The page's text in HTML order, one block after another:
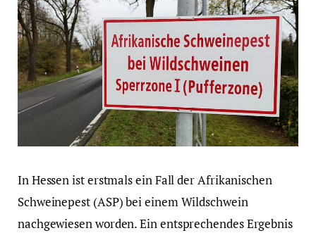
In Hessen ist erstmals ein Fall der Afrikanischen
Schweinepest (ASP) bei einem Wildschwein
nachgewiesen worden. Ein entsprechendes Ergebnis